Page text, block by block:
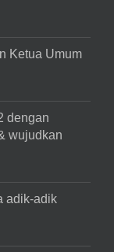
Ketua Umum
dengan
wujudkan
adik-adik